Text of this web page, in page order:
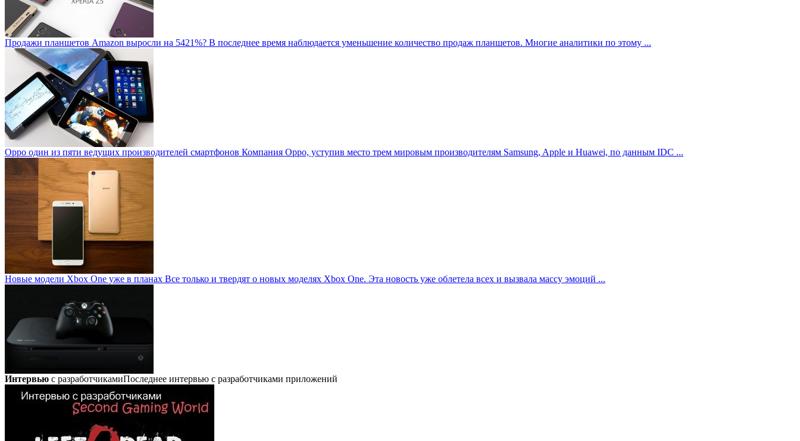
Продажи планшетов Amazon выросли на 5421%? В последнее время наблюдается уменьшение количество продаж планшетов. Многие аналитики по этому ...
Oppo один из пяти ведущих производителей смартфонов Компания Oppo, уступив место трем мировым производителям Samsung, Apple и Huawei, по данным IDC ...
Новые модели Xbox One уже в планах Все только и твердят о новых моделях Xbox One. Эта новость уже облетела всех и вызвала массу эмоций ...
Интервью с разработчикамиПоследнее интервью с разработчиками приложений